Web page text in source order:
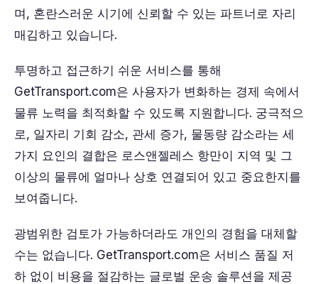
며, 혼란스러운 시기에 신뢰할 수 있는 파트너로 자리
매김하고 있습니다.
투명하고 접근하기 쉬운 서비스를 통해
GetTransport.com은 사용자가 변화하는 경제 속에서
물류 노력을 최적화할 수 있도록 지원합니다. 궁극적으
로, 일자리 기회 감소, 관세 증가, 물동량 감소라는 세
가지 요인의 결합은 로스앤젤레스 항만이 지역 및 그
이상의 물류에 얼마나 상호 연결되어 있고 중요한지를
보여줍니다.
광범위한 검토가 가능하더라도 개인의 경험을 대체할
수는 없습니다. GetTransport.com은 서비스 품질 저
하 없이 비용을 절감하는 글로벌 운송 솔루션을 제공